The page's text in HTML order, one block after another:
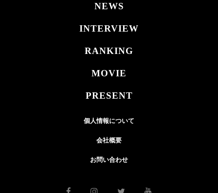
NEWS
INTERVIEW
RANKING
MOVIE
PRESENT
個人情報について
会社概要
お問い合わせ